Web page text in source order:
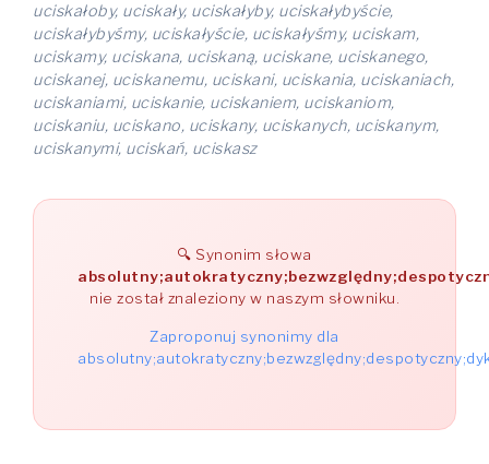
uciskałoby, uciskały, uciskałyby, uciskałybyście,
uciskałybyśmy, uciskałyście, uciskałyśmy, uciskam,
uciskamy, uciskana, uciskaną, uciskane, uciskanego,
uciskanej, uciskanemu, uciskani, uciskania, uciskaniach,
uciskaniami, uciskanie, uciskaniem, uciskaniom,
uciskaniu, uciskano, uciskany, uciskanych, uciskanym,
uciskanymi, uciskań, uciskasz
Synonim słowa
nie został znaleziony w naszym słowniku.
Zaproponuj synonimy dla